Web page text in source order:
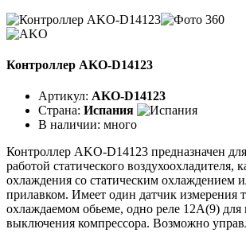
Контроллер AKO-D14123
Артикул: AKO-D14123
Страна: Испания
В наличии: много
Контроллер AKO-D14123 предназначен
работой статического воздухоохладителя,
охлаждения со статическим охлаждением
прилавком. Имеет один датчик измерения
охлаждаемом обьеме, одно реле 12A(9)
выключения компрессора. Возможно